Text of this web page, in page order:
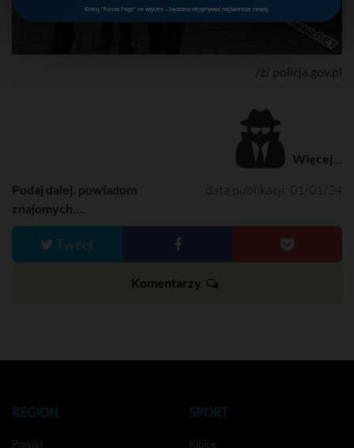
Kliknij "Follow Page" na wtyczce – będziesz otrzymywać najświeższe newsy.
/ź/ policja.gov.pl
Więcej...
data publikacji: 01/01/24
Podaj dalej, powiadom
znajomych....
Tweet
Komentarzy
REGION
Powiat
SPORT
Kibice